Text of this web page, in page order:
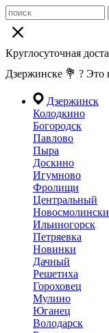
Круглосуточная
Дзержинске 💐 ? Это
Дзержинск
Колодкино
Богородск
Павлово
Пыра
Доскино
Игумново
Фролищи
Центральный
Ильиногорск
Петряевка
Новинки
Дачный
Решетиха
Гороховец
Мулино
Юганец
Володарск